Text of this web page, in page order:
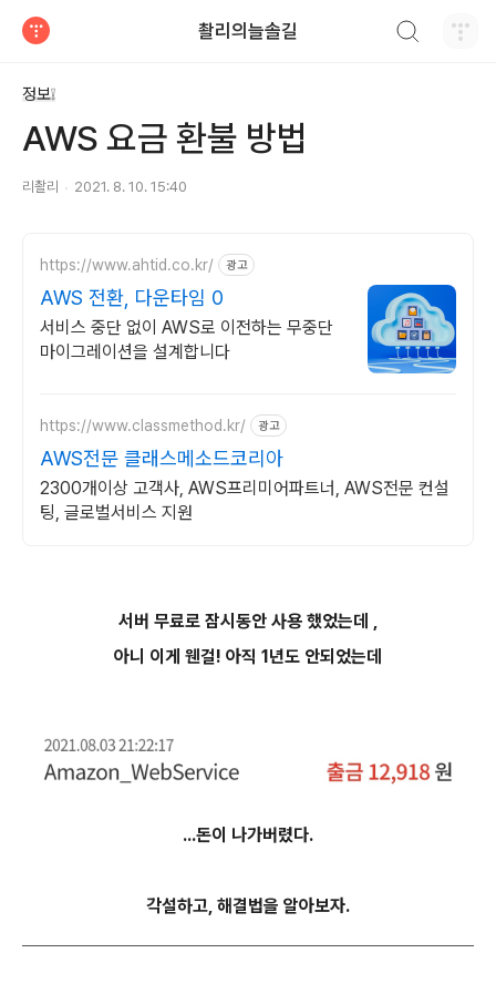
촬리의늘솔길
정보❕
AWS 요금 환불 방법
리촬리 2021. 8. 10. 15:40
https://www.ahtid.co.kr/ 광고
AWS 전환, 다운타임 0
서비스 중단 없이 AWS로 이전하는 무중단
마이그레이션을 설계합니다
https://www.classmethod.kr/ 광고
AWS전문 클래스메소드코리아
2300개이상 고객사, AWS프리미어파트너, AWS전문 컨설
팅, 글로벌서비스 지원
서버 무료로 잠시동안 사용 했었는데 ,
아니 이게 웬걸! 아직 1년도 안되었는데
...돈이 나가버렸다.
각설하고, 해결법을 알아보자.